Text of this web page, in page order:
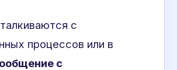
с
процессов или в
с